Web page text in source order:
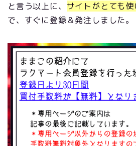
と言う以上に、 サイトがとても
で、すぐに登録＆発注しました。